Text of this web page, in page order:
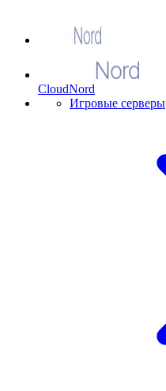
CloudNord
Игровые серверы